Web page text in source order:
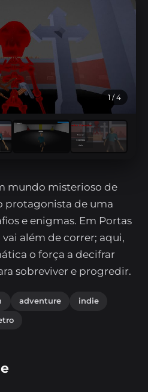
1 / 4
mundo misterioso de
protagonista de uma
e enigmas. Em Portas
vai além de correr; aqui,
o força a decifrar
sobreviver e progredir.
adventure
indie